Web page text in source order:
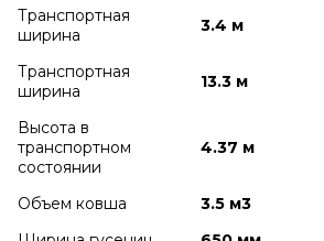
Транспортная
ширина
3.4 м
Транспортная
ширина
13.3 м
Высота в
транспортном
cостоянии
4.37 м
Объем ковша
3.5 м3